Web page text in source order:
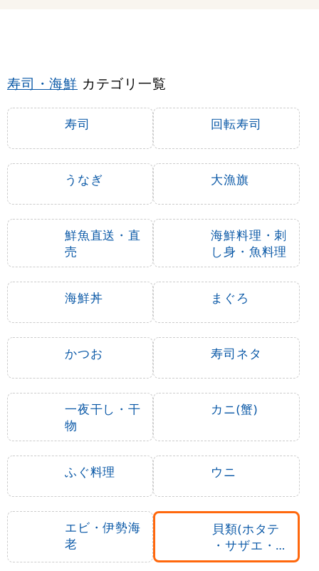
寿司・海鮮 カテゴリ一覧
寿司 回転寿司
うなぎ 大漁旗
鮮魚直送・直
売
海鮮料理・刺
し身・魚料理
海鮮丼 まぐろ
かつお 寿司ネタ
一夜干し・干
物
カニ(蟹)
ふぐ料理 ウニ
エビ・伊勢海
老
貝類(ホタテ
・サザエ・ア
ワビ、カキ)